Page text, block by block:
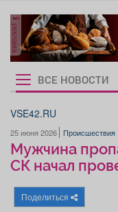
Объявления
Работа
реклама
Рукбрики
новостей
ВСЕ НОВОСТИ
VSE42.RU
25 июня 2026 Происшествия
Мужчина
СК начал
Поделиться